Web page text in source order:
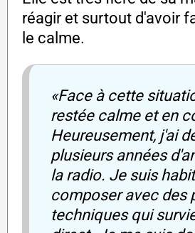
réagir et surtout d'avoir
le calme.
«Face à cette
restée calme et en
Heureusement, j'ai
plusieurs années
la radio. Je suis
composer avec des
techniques qui